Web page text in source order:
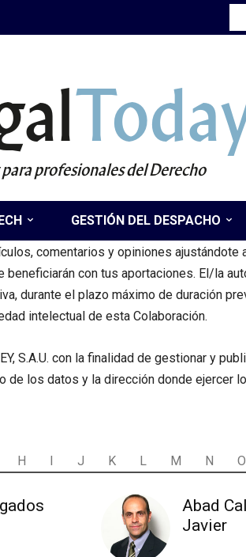
profesionales del Derecho
GESTIÓN DEL DESPACHO
comentarios y opiniones ajustándote
con tus aportaciones. El/la
durante el plazo máximo de duración
intelectual de esta Colaboración.
S.A.U. con la finalidad de gestionar y
los datos y la dirección donde ejercer
H I J K L M N O
Abad
Javier